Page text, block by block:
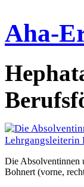
Aha-
Die Absolventinnen
Bohnert (vorne,